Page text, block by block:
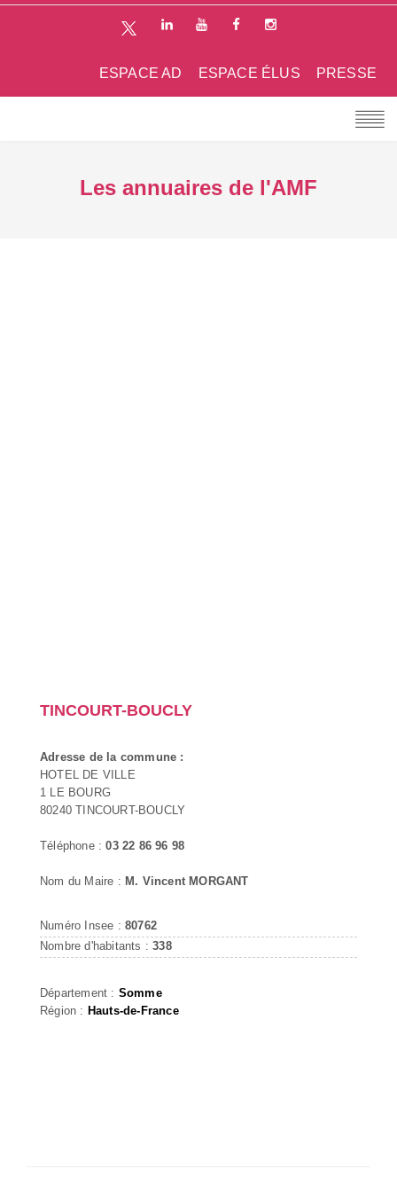
PRESSE
ESPACE ÉLUS
ESPACE AD
Les annuaires de l'AMF
TINCOURT-BOUCLY
Adresse de la commune :
HOTEL DE VILLE
1 LE BOURG
80240 TINCOURT-BOUCLY
Téléphone :03 22 86 96 98
Nom du Maire : M. Vincent MORGANT
Numéro Insee : 80762
Nombre d'habitants :338
Département : Somme
Région : Hauts-de-France